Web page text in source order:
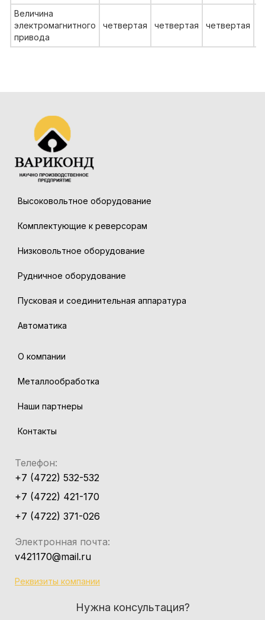
Величина
электромагнитного
привода
четвертая четвертая четвертая
Высоковольтное оборудование
Комплектующие к реверсорам
Низковольтное оборудование
Рудничное оборудование
Пусковая и соединительная аппаратура
Автоматика
О компании
Металлообработка
Наши партнеры
Контакты
Телефон:
+7 (4722) 532-532
+7 (4722) 421-170
+7 (4722) 371-026
Электронная почта:
v421170@mail.ru
Реквизиты компании
Нужна консультация?